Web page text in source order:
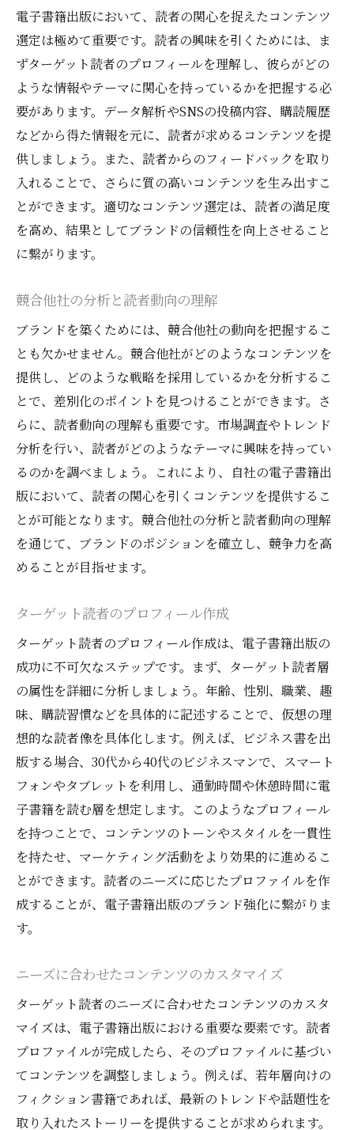
読者に役立つコンテンツの提供
メーリングリストの活用と拡大
SEOを意識したウェブサイト運営
読者との双方向コミュニケーションの促進
読者からのフィードバックを基にした電子書籍
出版の改善方法
フィードバック収集の効果的な手法
読者の意見を反映したコンテンツ修正
フィードバックを基にした新コンテンツの
読者レビューの活用と対応
フィードバックを元にした次回作の計画
改善点の継続的な評価と調整
電子書籍出版を通じて持続的なブランド価値を
高める秘訣
持続的なブランド戦略の策定
読者ロイヤリティの構築と維持
定期的なコンテンツアップデートの重要性
ブランドメッセージの一貫性を保つ方法
電子書籍シリーズの展開とブランド強化
長期的な視点でのブランド発展計画
ブランドを築こう
電子書籍出版の基本ステップ
各ステップの詳細ガイド
具体的な実践例とケーススタディ
出版プロセスの効率化のヒント
ステップごとのチェックリスト
成功事例から学ぶ電子書籍出版
電子書籍出版において、読者の関心を捉えたコンテンツ
選定は極めて重要です。読者の興味を引くためには、ま
ずターゲット読者のプロフィールを理解し、彼らがどの
ような情報やテーマに関心を持っているかを把握する必
要があります。データ解析やSNSの投稿内容、購読履歴
などから得た情報を元に、読者が求めるコンテンツを提
供しましょう。また、読者からのフィードバックを取り
入れることで、さらに質の高いコンテンツを生み出すこ
とができます。適切なコンテンツ選定は、読者の満足度
を高め、結果としてブランドの信頼性を向上させること
に繋がります。
競合他社の分析と読者動向の理解
ブランドを築くためには、競合他社の動向を把握するこ
とも欠かせません。競合他社がどのようなコンテンツを
提供し、どのような戦略を採用しているかを分析するこ
とで、差別化のポイントを見つけることができます。さ
らに、読者動向の理解も重要です。市場調査やトレンド
分析を行い、読者がどのようなテーマに興味を持ってい
るのかを調べましょう。これにより、自社の電子書籍出
版において、読者の関心を引くコンテンツを提供するこ
とが可能となります。競合他社の分析と読者動向の理解
を通じて、ブランドのポジションを確立し、競争力を高
めることが目指せます。
ターゲット読者のプロフィール作成
ターゲット読者のプロフィール作成は、電子書籍出版の
成功に不可欠なステップです。まず、ターゲット読者層
の属性を詳細に分析しましょう。年齢、性別、職業、趣
味、購読習慣などを具体的に記述することで、仮想の理
想的な読者像を具体化します。例えば、ビジネス書を出
版する場合、30代から40代のビジネスマンで、スマート
フォンやタブレットを利用し、通勤時間や休憩時間に電
子書籍を読む層を想定します。このようなプロフィール
を持つことで、コンテンツのトーンやスタイルを一貫性
を持たせ、マーケティング活動をより効果的に進めるこ
とができます。読者のニーズに応じたプロファイルを作
成することが、電子書籍出版のブランド強化に繋がりま
す。
ニーズに合わせたコンテンツのカスタマイズ
ターゲット読者のニーズに合わせたコンテンツのカスタ
マイズは、電子書籍出版における重要な要素です。読者
プロファイルが完成したら、そのプロファイルに基づい
てコンテンツを調整しましょう。例えば、若年層向けの
フィクション書籍であれば、最新のトレンドや話題性を
取り入れたストーリーを提供することが求められます。